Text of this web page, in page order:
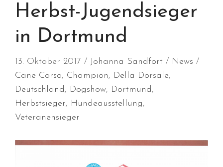
Dezember 2024
November 2024
Oktober 2024
September 2024
August 2024
Juli 2024
Juni 2024
März 2024
Januar 2024
Herbst-Jugendsieger
in Dortmund
13. Oktober 2017 Johanna Sandfort
News
Cane Corso, Champion, Della Dorsale,
Deutschland, Dogshow, Dortmund,
Herbstsieger, Hundeausstellung,
Veteranensieger